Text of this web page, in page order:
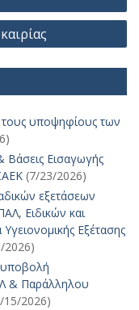
τε
ίτ
ε
υποψηφίους των
Βάσεις Εισαγωγής
(7/23/2026)
εξετάσεων
Ειδικών και
Εξέτασης
2026)
υποβολή
& Παράλληλου
15/2026)